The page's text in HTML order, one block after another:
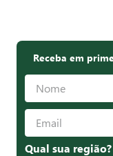
Receba em
Qual sua região?